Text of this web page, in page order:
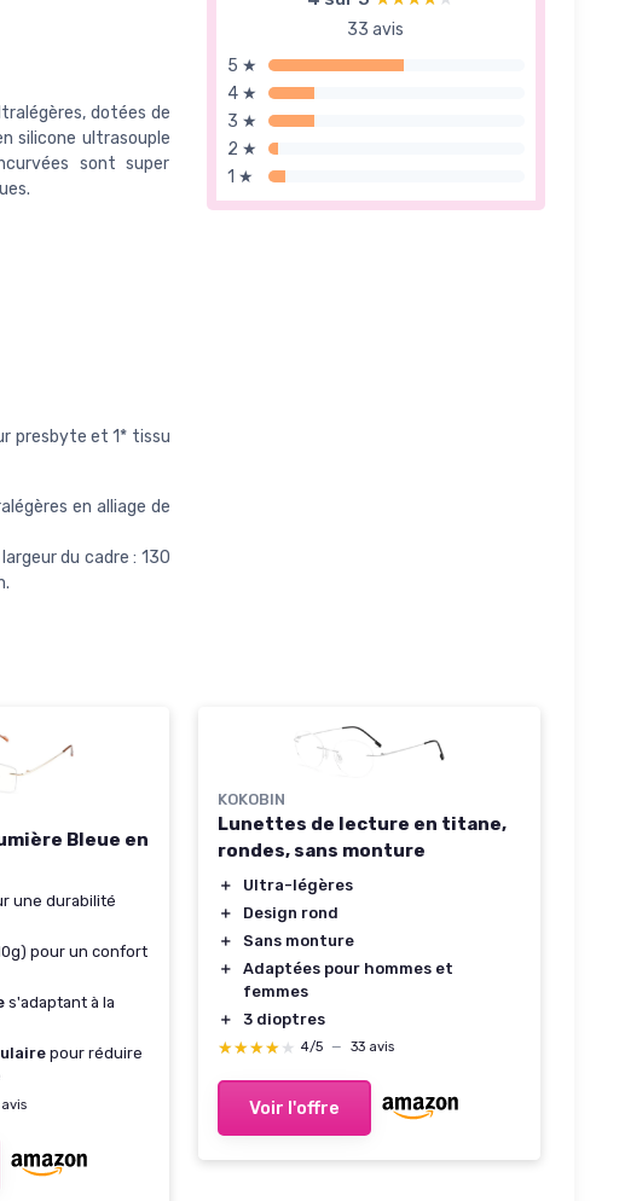
33 avis
5 ★
4 ★
3 ★
2 ★
1 ★
dotées de
silicone ultrasouple
sont super
presbyte et 1* tissu
en alliage de
du cadre : 130
Bleue en
une durabilité
pour un confort
s'adaptant à la
pour réduire
KOKOBIN
Lunettes de lecture en titane,
rondes, sans monture
＋
Ultra-légères
＋
Design rond
＋
Sans monture
＋
Adaptées pour hommes et
femmes
＋
3 dioptres
★★★★★
★★★★★ 4/5 — 33 avis
Voir l'offre